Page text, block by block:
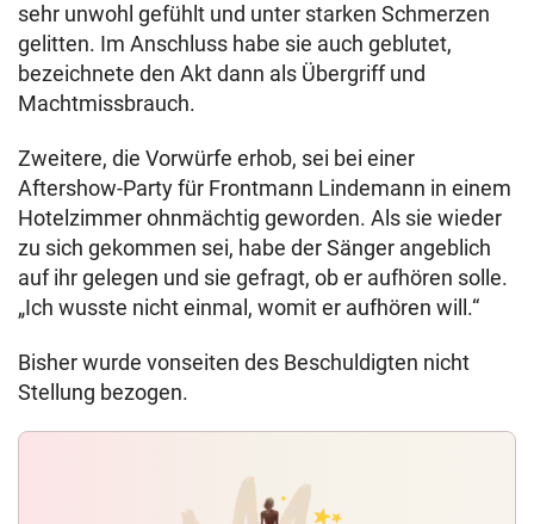
sehr unwohl gefühlt und unter starken Schmerzen
gelitten. Im Anschluss habe sie auch geblutet,
bezeichnete den Akt dann als Übergriff und
Machtmissbrauch.
Zweitere, die Vorwürfe erhob, sei bei einer
Aftershow-Party für Frontmann Lindemann in einem
Hotelzimmer ohnmächtig geworden. Als sie wieder
zu sich gekommen sei, habe der Sänger angeblich
auf ihr gelegen und sie gefragt, ob er aufhören solle.
„Ich wusste nicht einmal, womit er aufhören will.“
Bisher wurde vonseiten des Beschuldigten nicht
Stellung bezogen.